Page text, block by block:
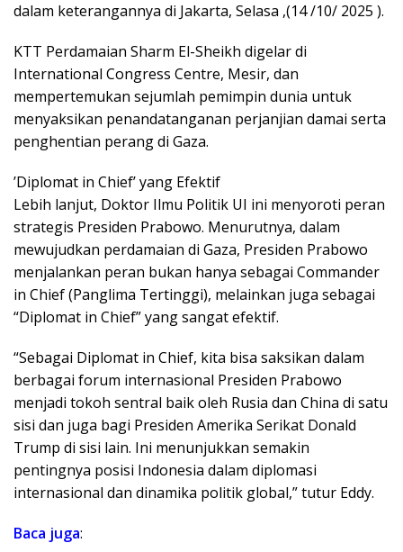
dalam keterangannya di Jakarta, Selasa ,(14 /10/ 2025 ).
​KTT Perdamaian Sharm El-Sheikh digelar di
International Congress Centre, Mesir, dan
mempertemukan sejumlah pemimpin dunia untuk
menyaksikan penandatanganan perjanjian damai serta
penghentian perang di Gaza.
​’Diplomat in Chief’ yang Efektif
​Lebih lanjut, Doktor Ilmu Politik UI ini menyoroti peran
strategis Presiden Prabowo. Menurutnya, dalam
mewujudkan perdamaian di Gaza, Presiden Prabowo
menjalankan peran bukan hanya sebagai Commander
in Chief (Panglima Tertinggi), melainkan juga sebagai
“Diplomat in Chief” yang sangat efektif.
​“Sebagai Diplomat in Chief, kita bisa saksikan dalam
berbagai forum internasional Presiden Prabowo
menjadi tokoh sentral baik oleh Rusia dan China di satu
sisi dan juga bagi Presiden Amerika Serikat Donald
Trump di sisi lain. Ini menunjukkan semakin
pentingnya posisi Indonesia dalam diplomasi
internasional dan dinamika politik global,” tutur Eddy.
Baca juga: